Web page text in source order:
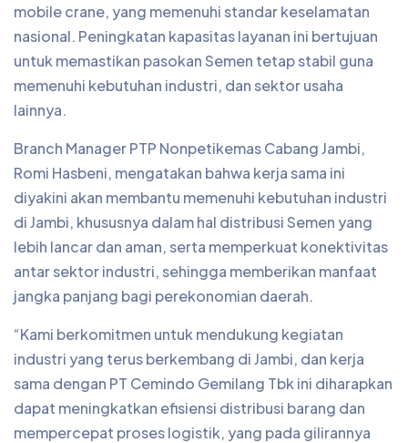
mobile crane, yang memenuhi standar keselamatan
nasional. Peningkatan kapasitas layanan ini bertujuan
untuk memastikan pasokan Semen tetap stabil guna
memenuhi kebutuhan industri, dan sektor usaha
lainnya.
Branch Manager PTP Nonpetikemas Cabang Jambi,
Romi Hasbeni, mengatakan bahwa kerja sama ini
diyakini akan membantu memenuhi kebutuhan industri
di Jambi, khususnya dalam hal distribusi Semen yang
lebih lancar dan aman, serta memperkuat konektivitas
antar sektor industri, sehingga memberikan manfaat
jangka panjang bagi perekonomian daerah.
“Kami berkomitmen untuk mendukung kegiatan
industri yang terus berkembang di Jambi, dan kerja
sama dengan PT Cemindo Gemilang Tbk ini diharapkan
dapat meningkatkan efisiensi distribusi barang dan
mempercepat proses logistik, yang pada gilirannya